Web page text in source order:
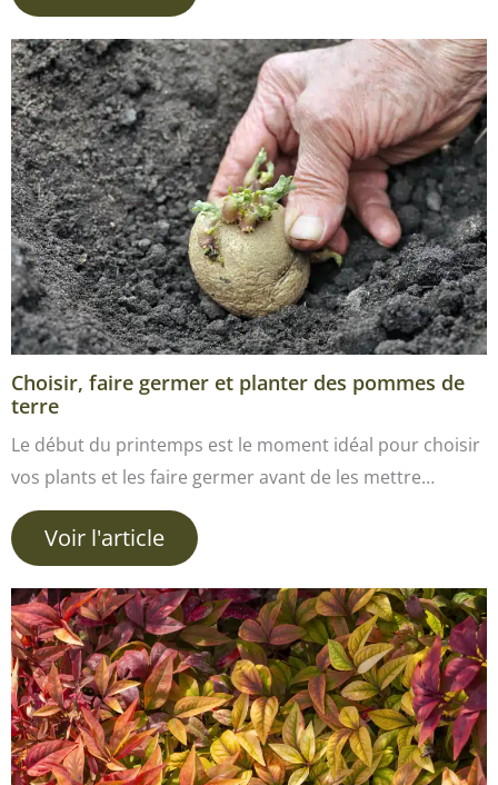
Choisir, faire germer et planter des pommes de
terre
Le début du printemps est le moment idéal pour choisir
vos plants et les faire germer avant de les mettre…
Voir l'article